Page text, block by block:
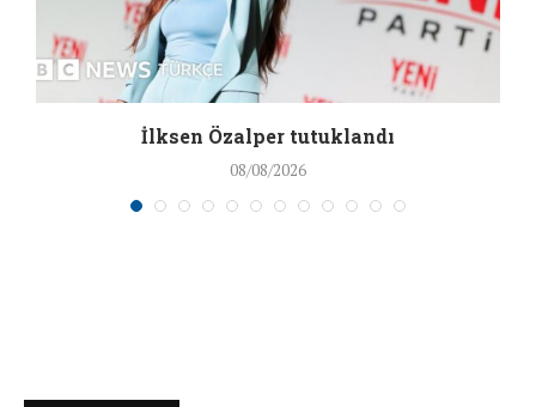
İlksen Özalper tutuklandı
08/08/2026